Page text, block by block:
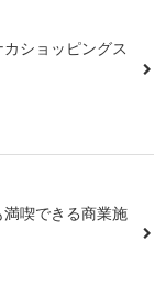
ショッピングス
喫できる商業施